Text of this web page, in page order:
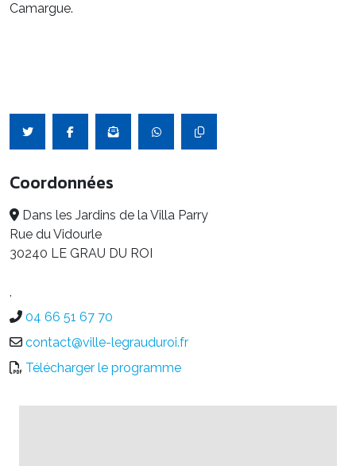
Camargue.
Coordonnées
Dans les Jardins de la Villa Parry
Rue du Vidourle
30240 LE GRAU DU ROI
,
04 66 51 67 70
contact@ville-legrauduroi.fr
Télécharger le programme